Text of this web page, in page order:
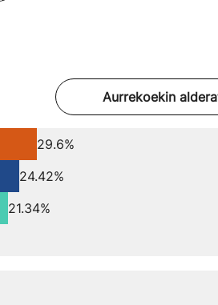
Aurrekoekin
29.6%
24.42%
21.34%